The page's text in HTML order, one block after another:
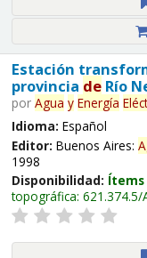
Estación
provincia deRío
por Agua y Energía
Idioma: Español
Editor: Buenos Aires:
1998
Disponibilidad:
topográfica: 621.374.5/